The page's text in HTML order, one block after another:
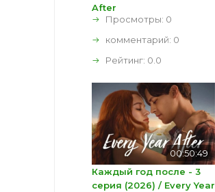
After
Просмотры: 0
комментарий: 0
Рейтинг: 0.0
00:50:49
Каждый год после - 3
серия (2026) / Every Year